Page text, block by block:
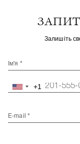
Залишіть
Ім'я *
United+1
E-mail *